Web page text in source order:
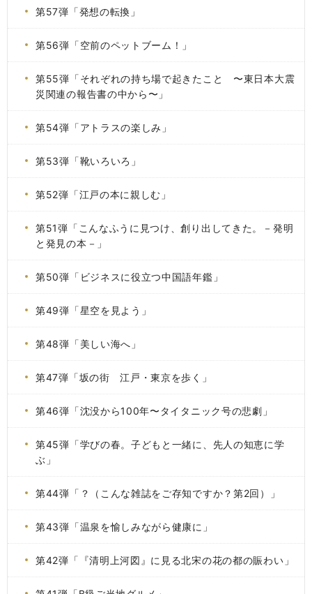
第57弾「発想の転換」
第56弾「空前のペットブーム！」
第55弾「それぞれの持ち場で起きたこと 〜東日本大震
災関連の報告書の中から〜」
第54弾「アトラスの楽しみ」
第53弾「靴いろいろ」
第52弾「江戸の本に親しむ」
第51弾「こんなふうに見つけ、創り出してきた。－発明
と発見の本－」
第50弾「ビジネスに役立つ中国語年鑑」
第49弾「星空を見よう」
第48弾「美しい海へ」
第47弾「坂の街 江戸・東京を歩く」
第46弾「沈没から100年〜タイタニック号の悲劇」
第45弾「学びの春。子どもと一緒に、先人の知恵に学
ぶ」
第44弾「？（こんな雑誌をご存知ですか？第2回）」
第43弾「温泉を愉しみながら健康に」
第42弾「『清明上河図』に見る北宋の花の都の賑わい」